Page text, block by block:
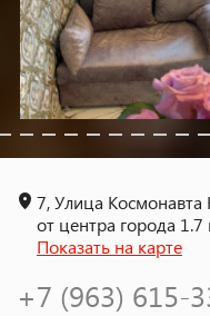
7, Улица Космонавта
от центра города 1.7
Показать на карте
+7 (963) 615-